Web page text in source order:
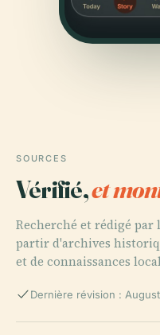
SOURCES
Vérifié,et
Recherché et rédigé
partir d'archives
et de connaissances
Dernière révision :